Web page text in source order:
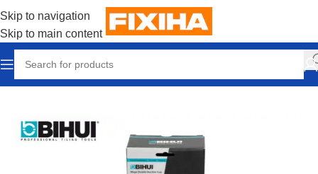
Skip to navigation
Skip to main content
Accueil/Outillages & Equipements